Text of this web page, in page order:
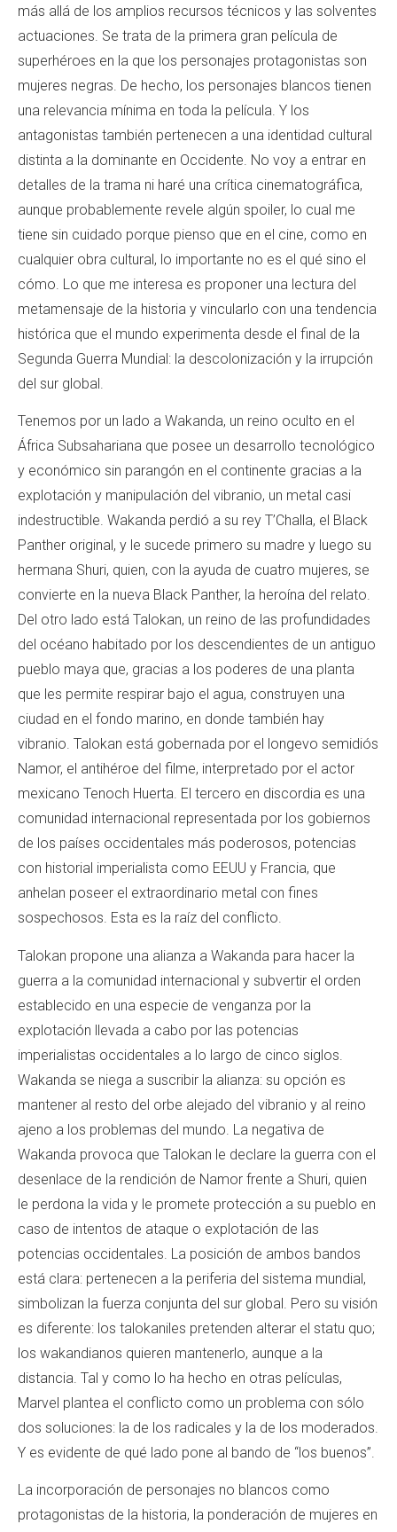
más allá de los amplios recursos técnicos y las solventes
actuaciones. Se trata de la primera gran película de
superhéroes en la que los personajes protagonistas son
mujeres negras. De hecho, los personajes blancos tienen
una relevancia mínima en toda la película. Y los
antagonistas también pertenecen a una identidad cultural
distinta a la dominante en Occidente. No voy a entrar en
detalles de la trama ni haré una crítica cinematográfica,
aunque probablemente revele algún spoiler, lo cual me
tiene sin cuidado porque pienso que en el cine, como en
cualquier obra cultural, lo importante no es el qué sino el
cómo. Lo que me interesa es proponer una lectura del
metamensaje de la historia y vincularlo con una tendencia
histórica que el mundo experimenta desde el final de la
Segunda Guerra Mundial: la descolonización y la irrupción
del sur global.
Tenemos por un lado a Wakanda, un reino oculto en el
África Subsahariana que posee un desarrollo tecnológico
y económico sin parangón en el continente gracias a la
explotación y manipulación del vibranio, un metal casi
indestructible. Wakanda perdió a su rey T’Challa, el Black
Panther original, y le sucede primero su madre y luego su
hermana Shuri, quien, con la ayuda de cuatro mujeres, se
convierte en la nueva Black Panther, la heroína del relato.
Del otro lado está Talokan, un reino de las profundidades
del océano habitado por los descendientes de un antiguo
pueblo maya que, gracias a los poderes de una planta
que les permite respirar bajo el agua, construyen una
ciudad en el fondo marino, en donde también hay
vibranio. Talokan está gobernada por el longevo semidiós
Namor, el antihéroe del filme, interpretado por el actor
mexicano Tenoch Huerta. El tercero en discordia es una
comunidad internacional representada por los gobiernos
de los países occidentales más poderosos, potencias
con historial imperialista como EEUU y Francia, que
anhelan poseer el extraordinario metal con fines
sospechosos. Esta es la raíz del conflicto.
Talokan propone una alianza a Wakanda para hacer la
guerra a la comunidad internacional y subvertir el orden
establecido en una especie de venganza por la
explotación llevada a cabo por las potencias
imperialistas occidentales a lo largo de cinco siglos.
Wakanda se niega a suscribir la alianza: su opción es
mantener al resto del orbe alejado del vibranio y al reino
ajeno a los problemas del mundo. La negativa de
Wakanda provoca que Talokan le declare la guerra con el
desenlace de la rendición de Namor frente a Shuri, quien
le perdona la vida y le promete protección a su pueblo en
caso de intentos de ataque o explotación de las
potencias occidentales. La posición de ambos bandos
está clara: pertenecen a la periferia del sistema mundial,
simbolizan la fuerza conjunta del sur global. Pero su visión
es diferente: los talokaniles pretenden alterar el statu quo;
los wakandianos quieren mantenerlo, aunque a la
distancia. Tal y como lo ha hecho en otras películas,
Marvel plantea el conflicto como un problema con sólo
dos soluciones: la de los radicales y la de los moderados.
Y es evidente de qué lado pone al bando de “los buenos”.
La incorporación de personajes no blancos como
protagonistas de la historia, la ponderación de mujeres en